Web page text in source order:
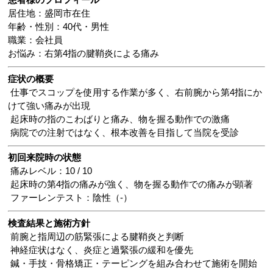
居住地：盛岡市在住
年齢・性別：40代・男性
職業：会社員
お悩み：右第4指の腱鞘炎による痛み
症状の概要
仕事でスコップを使用する作業が多く、右前腕から第4指にか
けて強い痛みが出現
起床時の指のこわばりと痛み、物を握る動作での激痛
病院での注射ではなく、根本改善を目指して当院を受診
初回来院時の状態
痛みレベル：10 / 10
起床時の第4指の痛みが強く、物を握る動作での痛みが顕著
ファーレンテスト：陰性（-）
検査結果と施術方針
前腕と指周辺の筋緊張による腱鞘炎と判断
神経症状はなく、炎症と過緊張の緩和を優先
鍼・手技・骨格矯正・テーピングを組み合わせて施術を開始